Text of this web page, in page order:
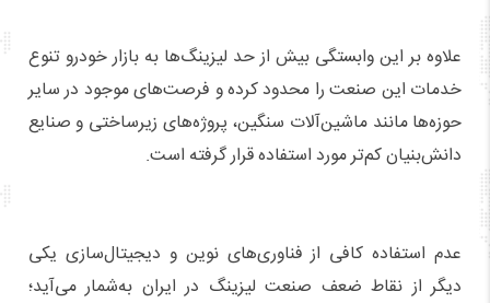
علاوه بر این وابستگی بیش از حد لیزینگ‌ها به بازار خودرو تنوع
خدمات این صنعت را محدود کرده و فرصت‌های موجود در سایر
حوزه‌ها مانند ماشین‌آلات سنگین، پروژه‌های زیرساختی و صنایع
دانش‌بنیان کم‌تر مورد استفاده قرار گرفته است.
عدم استفاده کافی از فناوری‌های نوین و دیجیتال‌سازی یکی
دیگر از نقاط ضعف صنعت لیزینگ در ایران به‌شمار می‌آید؛